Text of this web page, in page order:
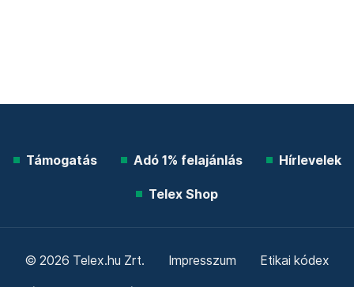
Támogatás Adó 1% felajánlás Hírlevelek
Telex Shop
© 2026 Telex.hu Zrt. Impresszum Etikai kódex